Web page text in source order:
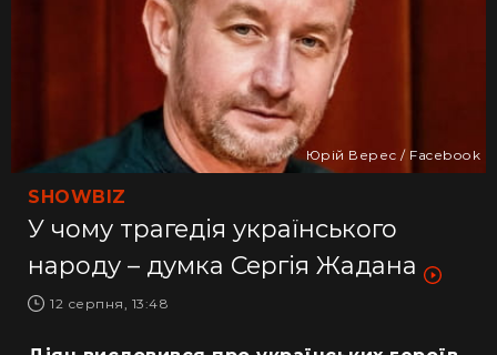
SHOWBIZ
У чому трагедія українського
народу – думка Сергія Жадана
12 серпня, 13:48
Юрій Верес / Facebook